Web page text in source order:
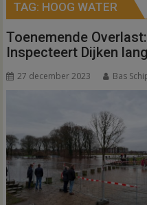
TAG: HOOG WATER
Toenemende
Inspecteert Dijken
27 december 2023 Bas